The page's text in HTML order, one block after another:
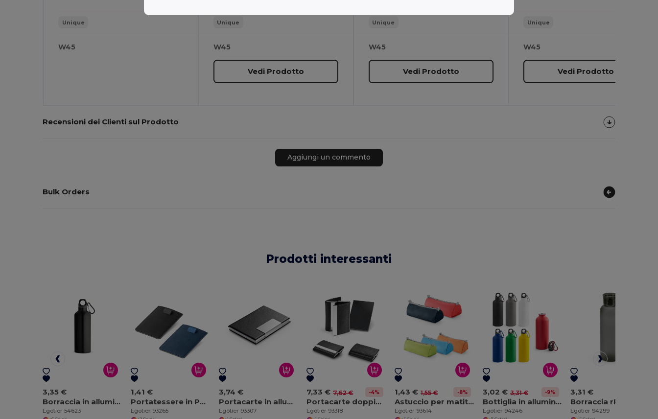
Unique
W45
Unique
W45
Vedi Prodotto
Unique
W45
Vedi Prodotto
Unique
W45
Vedi Prodotto
Recensioni dei Clienti sul Prodotto
Aggiungi un commento
Bulk Orders
Prodotti interessanti
3,35 €
Borraccia in alluminio riciclato con moschettone 530 mL
Egotier 54623
1,41 €
Portatessere in PU con protezione RFID
Egotier 93265
3,74 €
Portacarte in alluminio e PU
Egotier 93307
7,33 € 7,62 € -4%
Portacarte doppio in metallo e PU
Egotier 93318
1,43 € 1,55 € -8%
Astuccio per matite in 600D
Egotier 93614
3,02 € 3,31 € -9%
Bottiglia in alluminio con moschettone 540 mL
Egotier 94246
3,31 €
Egotier 94299